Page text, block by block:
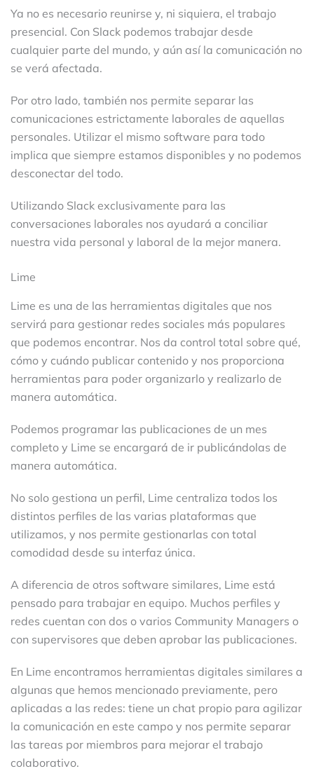
Ya no es necesario reunirse y, ni siquiera, el trabajo
presencial. Con Slack podemos trabajar desde
cualquier parte del mundo, y aún así la comunicación no
se verá afectada.
Por otro lado, también nos permite separar las
comunicaciones estrictamente laborales de aquellas
personales. Utilizar el mismo software para todo
implica que siempre estamos disponibles y no podemos
desconectar del todo.
Utilizando Slack exclusivamente para las
conversaciones laborales nos ayudará a conciliar
nuestra vida personal y laboral de la mejor manera.
Lime
Lime es una de las herramientas digitales que nos
servirá para gestionar redes sociales más populares
que podemos encontrar. Nos da control total sobre qué,
cómo y cuándo publicar contenido y nos proporciona
herramientas para poder organizarlo y realizarlo de
manera automática.
Podemos programar las publicaciones de un mes
completo y Lime se encargará de ir publicándolas de
manera automática.
No solo gestiona un perfil, Lime centraliza todos los
distintos perfiles de las varias plataformas que
utilizamos, y nos permite gestionarlas con total
comodidad desde su interfaz única.
A diferencia de otros software similares, Lime está
pensado para trabajar en equipo. Muchos perfiles y
redes cuentan con dos o varios Community Managers o
con supervisores que deben aprobar las publicaciones.
En Lime encontramos herramientas digitales similares a
algunas que hemos mencionado previamente, pero
aplicadas a las redes: tiene un chat propio para agilizar
la comunicación en este campo y nos permite separar
las tareas por miembros para mejorar el trabajo
colaborativo.